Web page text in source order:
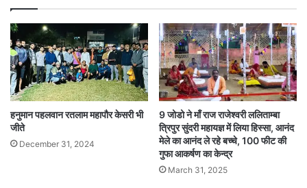
से
भेंट
हनुमान पहलवान रतलाम महापौर केसरी भी
जीते
December 31, 2024
9 जोडो ने माँ राज राजेश्वरी ललिताम्बा
त्रिपुर सुंदरी महायज्ञ में लिया हिस्सा, आनंद
मेले का आनंद ले रहे बच्चे, 100 फीट की
गुफा आकर्षण का केन्द्र
March 31, 2025